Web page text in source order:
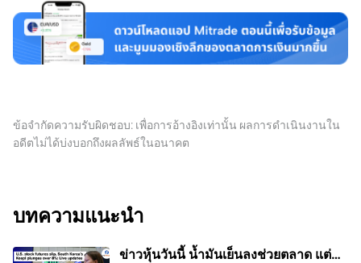
ข้อจำกัดความรับผิดชอบ: เพื่อการอ้างอิงเท่านั้น ผลการดำเนินงานใน
อดีตไม่ได้บ่งบอกถึงผลลัพธ์ในอนาคต
บทความแนะนำ
ข่าวหุ้นวันนี้ น้ำมันเย็นลงช่วยตลาด แต่